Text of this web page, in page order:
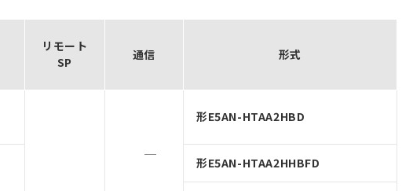
リモート
SP
通信 形式
形E5AN-HTAA2HBD
形E5AN-HTAA2HHBFD